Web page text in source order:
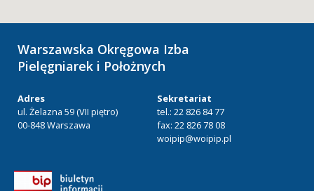
Warszawska Okręgowa Izba
Pielęgniarek i Położnych
Adres
ul. Żelazna 59 (VII piętro)
00-848 Warszawa
Sekretariat
tel.: 22 826 84 77
fax: 22 826 78 08
woipip@woipip.pl